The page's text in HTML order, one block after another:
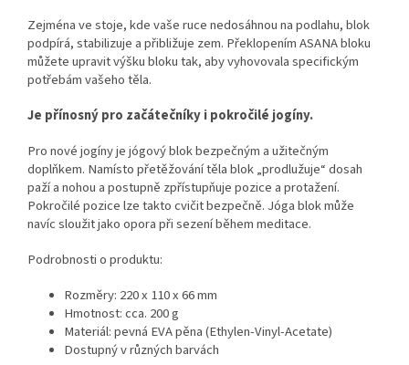
Zejména ve stoje, kde vaše ruce nedosáhnou na podlahu, blok
podpírá, stabilizuje a přibližuje zem. Překlopením ASANA bloku
můžete upravit výšku bloku tak, aby vyhovovala specifickým
potřebám vašeho těla.
Je přínosný pro začátečníky i pokročilé jogíny.
Pro nové jogíny je jógový blok bezpečným a užitečným
doplňkem. Namísto přetěžování těla blok „prodlužuje“ dosah
paží a nohou a postupně zpřístupňuje pozice a protažení.
Pokročilé pozice lze takto cvičit bezpečně. Jóga blok může
navíc sloužit jako opora při sezení během meditace.
Podrobnosti o produktu:
Rozměry: 220 x 110 x 66 mm
Hmotnost: cca. 200 g
Materiál: pevná EVA pěna (Ethylen-Vinyl-Acetate)
Dostupný v různých barvách